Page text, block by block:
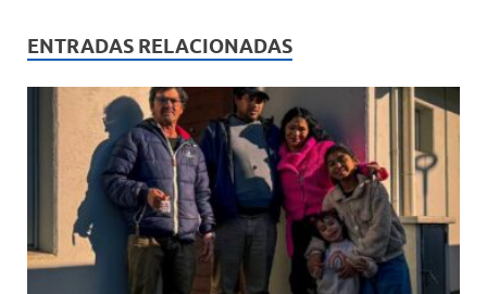
s
A
b
o
o
k
p
ar
ti
r
ENTRADAS RELACIONADAS